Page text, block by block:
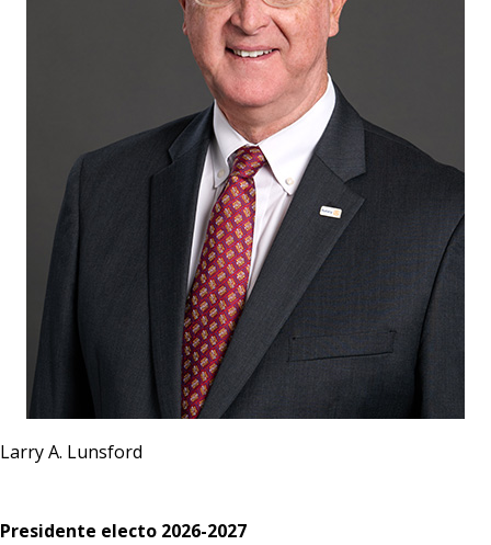
Larry A. Lunsford
Presidente electo 2026-2027